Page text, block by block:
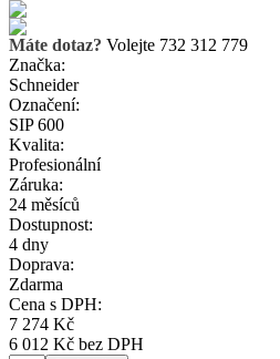
Máte dotaz? Volejte 732 312 779
Značka:
Schneider
Označení:
SIP 600
Kvalita:
Profesionální
Záruka:
24 měsíců
Dostupnost:
4 dny
Doprava:
Zdarma
Cena s DPH:
7 274 Kč
6 012 Kč bez DPH